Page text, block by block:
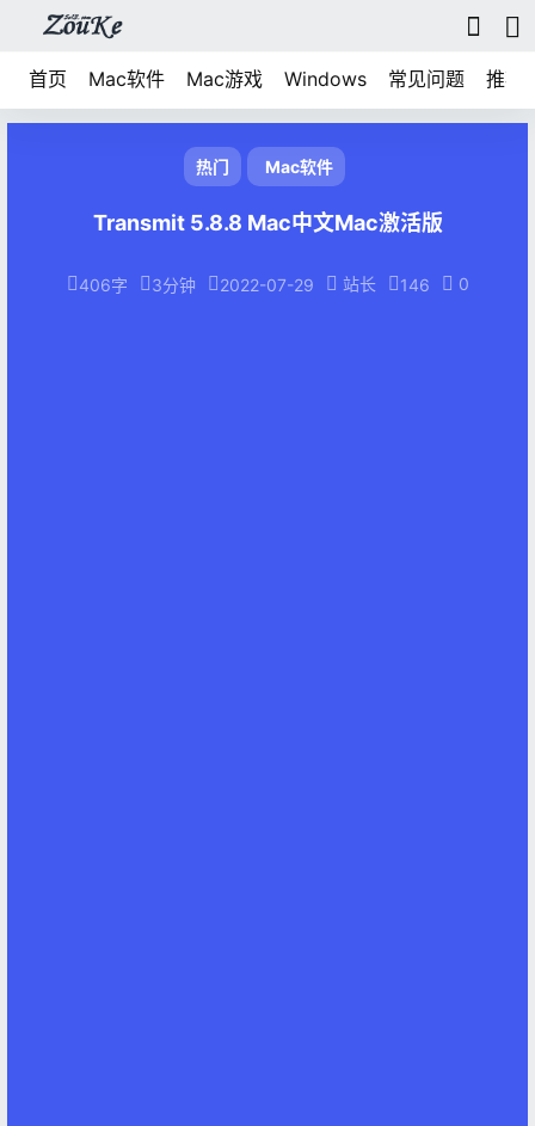
首页 Mac软件 Mac游戏 Windows 常见问题 推荐
热门 Mac软件
Transmit 5.8.8 Mac中文Mac激活版
406字 3分钟 2022-07-29 站长 146 0